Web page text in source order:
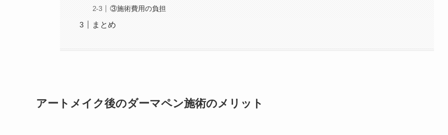
③施術費用の負担
まとめ
アートメイク後のダーマペン施術のメリット